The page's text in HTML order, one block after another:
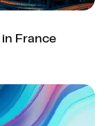
France